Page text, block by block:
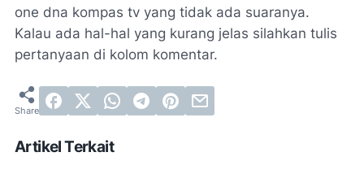
one dna kompas tv yang tidak ada suaranya.
Kalau ada hal-hal yang kurang jelas silahkan tulis
pertanyaan di kolom komentar.
Artikel Terkait